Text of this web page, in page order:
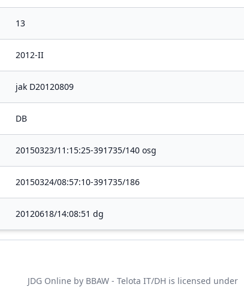
13
2012-II
jak D20120809
DB
20150323/11:15:25-391735/140 osg
20150324/08:57:10-391735/186
20120618/14:08:51 dg
JDG Onlineby BBAW - Telota IT/DH is licensed under